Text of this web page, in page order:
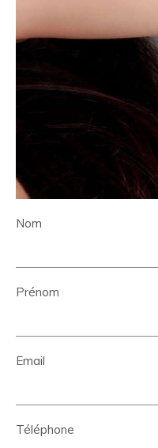
Nom
Prénom
Email
Téléphone